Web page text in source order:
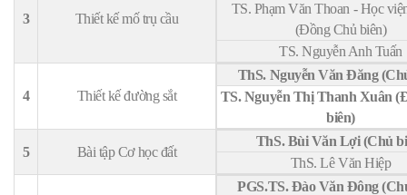
3 Thiết kế mố trụ cầu
TS. Phạm Văn Thoan - Học
(Đồng Chủ biên)
TS. Nguyễn Anh Tuấn
4 Thiết kế đường sắt
ThS. Nguyễn Văn Đăng
TS. Nguyễn Thị Thanh Xuân
biên)
5 Bài tập Cơ học đất
ThS. Bùi Văn Lợi (Chủ
ThS. Lê Văn Hiệp
PGS.TS. Đào Văn Đông